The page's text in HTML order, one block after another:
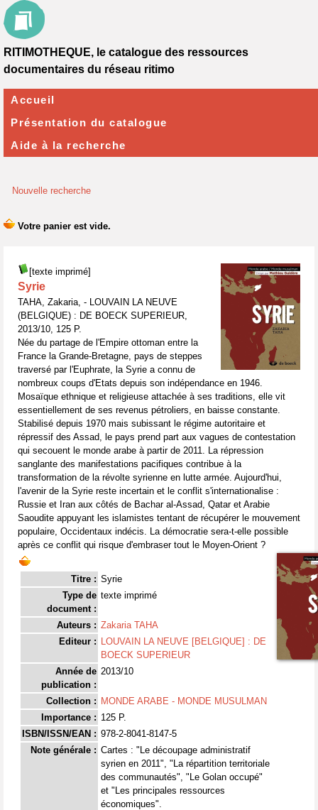
Nouvelle recherche
[texte imprimé]
Syrie
TAHA, Zakaria, - LOUVAIN LA NEUVE
(BELGIQUE) : DE BOECK SUPERIEUR,
2013/10, 125 P.
Née du partage de l'Empire ottoman entre la
France la Grande-Bretagne, pays de steppes
traversé par l'Euphrate, la Syrie a connu de
nombreux coups d'Etats depuis son indépendance en 1946.
Mosaïque ethnique et religieuse attachée à ses traditions, elle vit
essentiellement de ses revenus pétroliers, en baisse constante.
Stabilisé depuis 1970 mais subissant le régime autoritaire et
répressif des Assad, le pays prend part aux vagues de contestation
qui secouent le monde arabe à partir de 2011. La répression
sanglante des manifestations pacifiques contribue à la
transformation de la révolte syrienne en lutte armée. Aujourd'hui,
l'avenir de la Syrie reste incertain et le conflit s'internationalise :
Russie et Iran aux côtés de Bachar al-Assad, Qatar et Arabie
Saoudite appuyant les islamistes tentant de récupérer le mouvement
populaire, Occidentaux indécis. La démocratie sera-t-elle possible
après ce conflit qui risque d'embraser tout le Moyen-Orient ?
Titre : Syrie
Type de
document :
texte imprimé
Auteurs : Zakaria TAHA
Editeur : LOUVAIN LA NEUVE [BELGIQUE] : DE
BOECK SUPERIEUR
Année de
publication :
2013/10
Collection : MONDE ARABE - MONDE MUSULMAN
Importance : 125 P.
ISBN/ISSN/EAN : 978-2-8041-8147-5
Note générale : Cartes : "Le découpage administratif
syrien en 2011", "La répartition territoriale
des communautés", "Le Golan occupé"
et "Les principales ressources
économiques".
RITIMOTHEQUE, le catalogue des ressources
documentaires du réseau ritimo
Accueil
Présentation du catalogue
Aide à la recherche